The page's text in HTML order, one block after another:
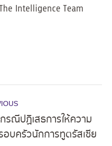
Intelligence Team
Previous
post:
รณีปฏิเสธการให้ความ
บครัวนักการทูตรัสเซีย